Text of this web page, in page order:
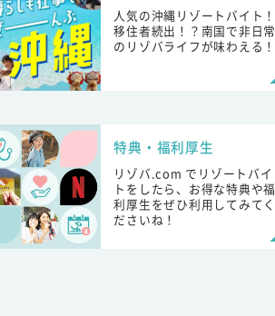
人気の沖縄リゾートバイト！
移住者続出！？南国で非日常
のリゾバライフが味わえる！
特典・福利厚生
リゾバ.com でリゾートバイ
トをしたら、お得な特典や福
利厚生をぜひ利用してみてく
ださいね！